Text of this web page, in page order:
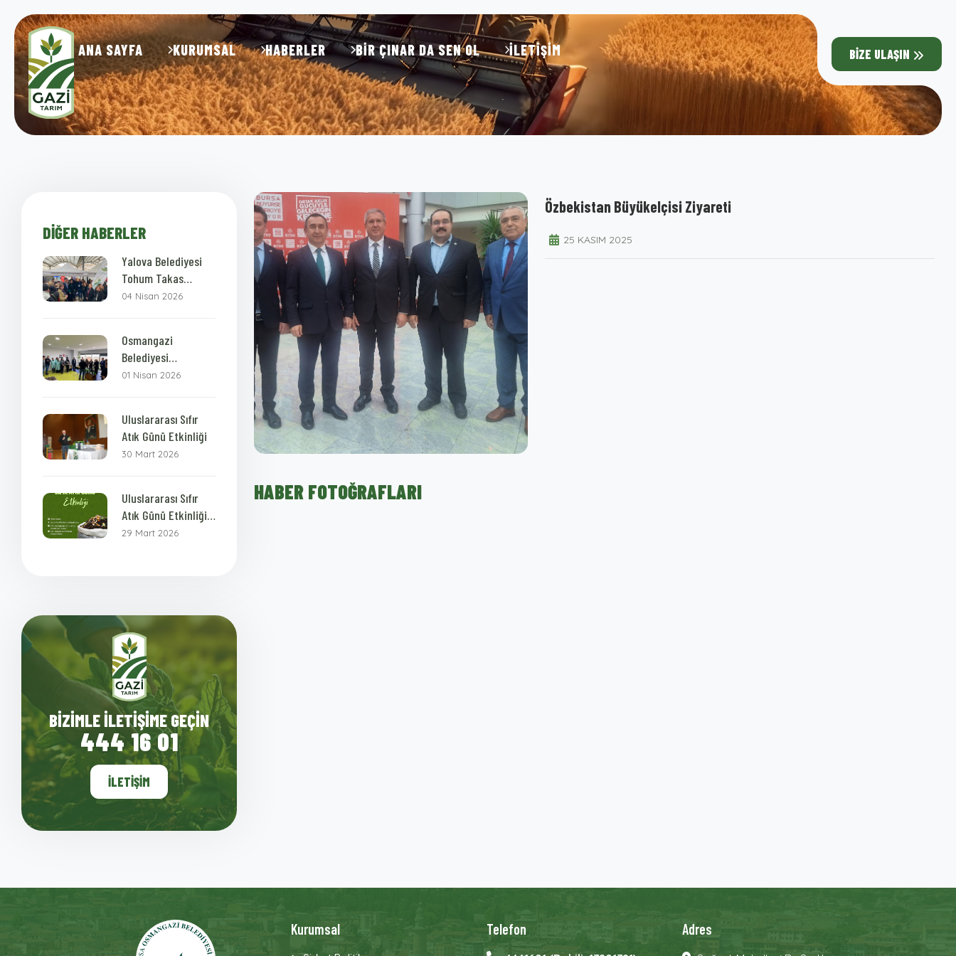
ANA SAYFA KURUMSAL HABERLER BIR ÇINAR DA SEN OL İLETIŞIM BIZE ULAŞIN
DIĞER HABERLER
Yalova Belediyesi
Tohum Takas
Şenliği
04 Nisan 2026
Osmangazi
Belediyesi
Personellerine
01 Nisan 2026
Uluslararası Sıfır
Atık Günü Etkinliği
30 Mart 2026
Uluslararası Sıfır
Atık Günü Etkinliği
Daveti
29 Mart 2026
BIZIMLE İLETIŞIME GEÇIN
444 16 01
İLETIŞIM
Özbekistan Büyükelçisi Ziyareti
25 KASIM 2025
HABER FOTOĞRAFLARI
Kurumsal Telefon Adres